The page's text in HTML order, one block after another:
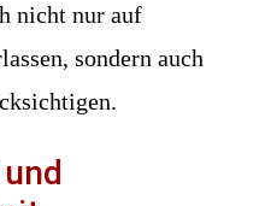
nicht nur auf
sondern auch